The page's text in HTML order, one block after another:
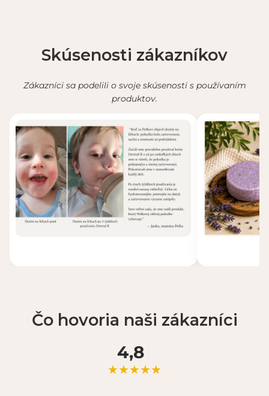
Skúsenosti zákazníkov
Zákazníci sa podelili o svoje skúsenosti s používaním
produktov.
Čo hovoria naši zákazníci
4,8
★★★★★